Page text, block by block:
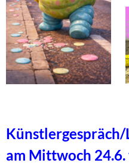
Künstlergespräch/
am Mittwoch